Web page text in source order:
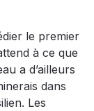
le premier
à ce que
a d’ailleurs
dans
Les